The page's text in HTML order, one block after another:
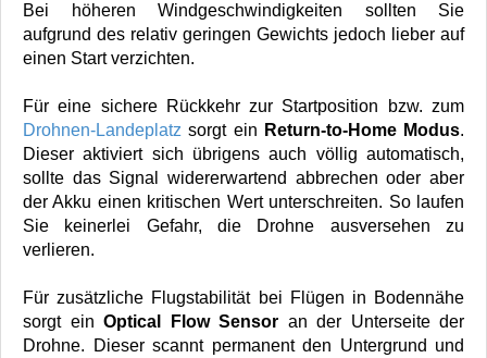
Bei höheren Windgeschwindigkeiten sollten Sie
aufgrund des relativ geringen Gewichts jedoch lieber auf
einen Start verzichten.
Für eine sichere Rückkehr zur Startposition bzw. zum
Drohnen-Landeplatz sorgt ein Return-to-Home Modus.
Dieser aktiviert sich übrigens auch völlig automatisch,
sollte das Signal widererwartend abbrechen oder aber
der Akku einen kritischen Wert unterschreiten. So laufen
Sie keinerlei Gefahr, die Drohne ausversehen zu
verlieren.
Für zusätzliche Flugstabilität bei Flügen in Bodennähe
sorgt ein Optical Flow Sensor an der Unterseite der
Drohne. Dieser scannt permanent den Untergrund und